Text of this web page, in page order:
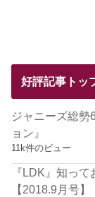
好評記事トッ
ジャニーズ総勢
ョン』
11k件のビュー
『LDK』知っ
【2018.9月号】